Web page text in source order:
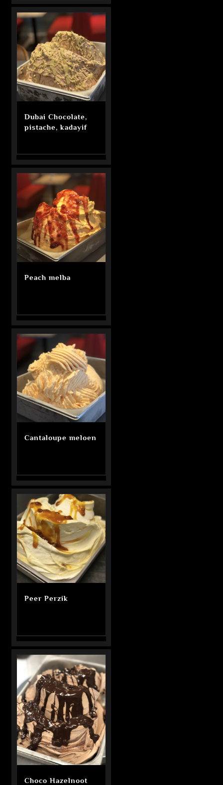
Dubai Chocolate,
pistache, kadayif
Peach melba
Cantaloupe meloen
Peer Perzik
Choco Hazelnoot